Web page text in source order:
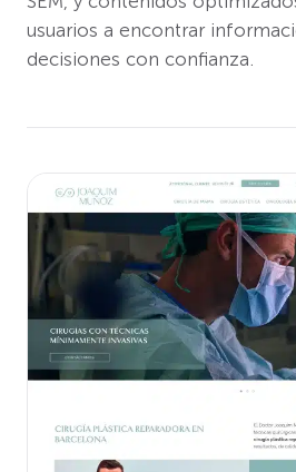
usuarios a encontrar
decisiones con confianza.